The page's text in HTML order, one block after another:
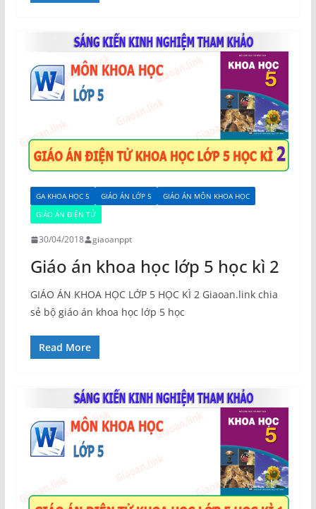
GA KHOA HỌC 5 GIÁO ÁN LỚP 5
GIÁO ÁN MÔN KHOA HỌC
GIÁO ÁN ĐIỆN TỬ
30/04/2018 giaoanppt
Giáo án khoa học lớp 5 học kì 2
GIÁO ÁN KHOA HỌC LỚP 5 HỌC KÌ 2 Giaoan.link chia
sẻ bộ giáo án khoa học lớp 5 học
Read More